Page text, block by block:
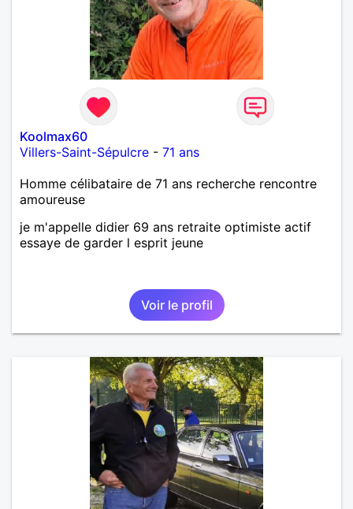
Koolmax60
Villers-Saint-Sépulcre - 71 ans
Homme célibataire de 71 ans recherche rencontre
amoureuse
je m'appelle didier 69 ans retraite optimiste actif
essaye de garder l esprit jeune
Voir le profil